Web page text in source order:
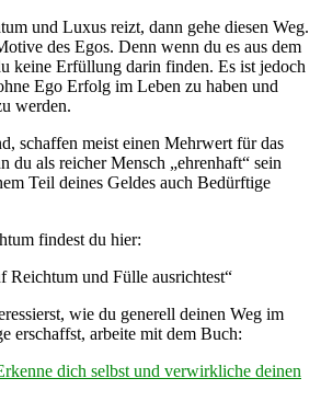
und Luxus reizt, dann gehe diesen Weg.
des Egos. Denn wenn du es aus dem
keine Erfüllung darin finden. Es ist jedoch
Ego Erfolg im Leben zu haben und
werden.
schaffen meist einen Mehrwert für das
du als reicher Mensch „ehrenhaft“ sein
Teil deines Geldes auch Bedürftige
findest du hier:
Reichtum und Fülle ausrichtest“
wie du generell deinen Weg im
erschaffst, arbeite mit dem Buch:
dich selbst und verwirkliche deinen